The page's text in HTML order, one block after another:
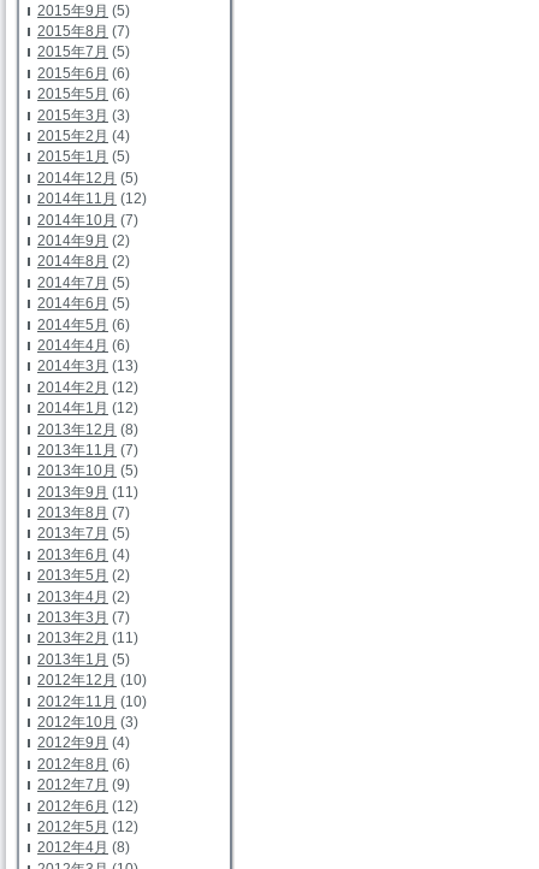
2015年9月 (5)
2015年8月 (7)
2015年7月 (5)
2015年6月 (6)
2015年5月 (6)
2015年3月 (3)
2015年2月 (4)
2015年1月 (5)
2014年12月 (5)
2014年11月 (12)
2014年10月 (7)
2014年9月 (2)
2014年8月 (2)
2014年7月 (5)
2014年6月 (5)
2014年5月 (6)
2014年4月 (6)
2014年3月 (13)
2014年2月 (12)
2014年1月 (12)
2013年12月 (8)
2013年11月 (7)
2013年10月 (5)
2013年9月 (11)
2013年8月 (7)
2013年7月 (5)
2013年6月 (4)
2013年5月 (2)
2013年4月 (2)
2013年3月 (7)
2013年2月 (11)
2013年1月 (5)
2012年12月 (10)
2012年11月 (10)
2012年10月 (3)
2012年9月 (4)
2012年8月 (6)
2012年7月 (9)
2012年6月 (12)
2012年5月 (12)
2012年4月 (8)